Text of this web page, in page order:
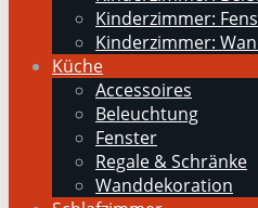
Kinderzimmer:
Kinderzimmer:
Küche
Accessoires
Beleuchtung
Fenster
Regale & Schränke
Wanddekoration